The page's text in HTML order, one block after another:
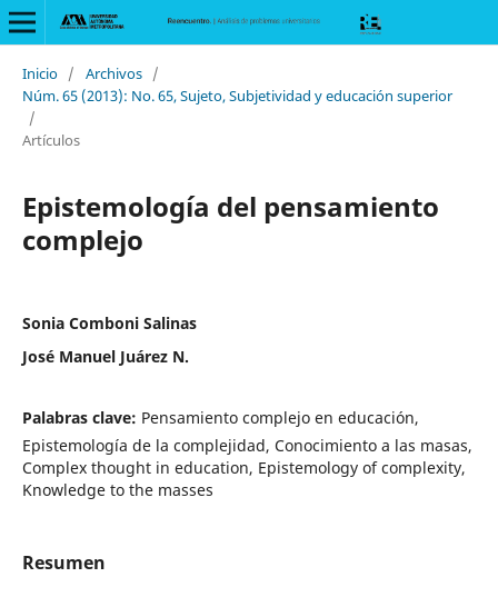
Inicio / Archivos /
Núm. 65 (2013): No. 65, Sujeto, Subjetividad y educación superior
/
Artículos
Epistemología del pensamiento
complejo
Sonia Comboni Salinas
José Manuel Juárez N.
Palabras clave: Pensamiento complejo en educación,
Epistemología de la complejidad, Conocimiento a las masas,
Complex thought in education, Epistemology of complexity,
Knowledge to the masses
Resumen